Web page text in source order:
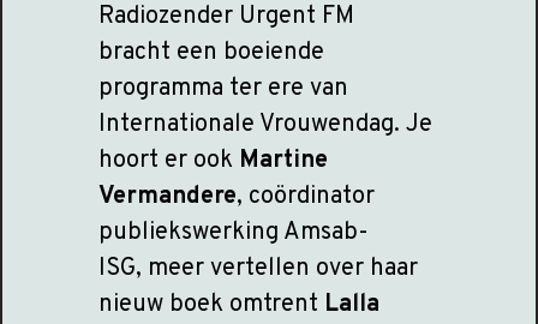
Radiozender Urgent FM
bracht een boeiende
programma ter ere van
Internationale Vrouwendag. Je
hoort er ook Martine
Vermandere, coördinator
publiekswerking Amsab-
ISG, meer vertellen over haar
nieuw boek omtrent Lalla